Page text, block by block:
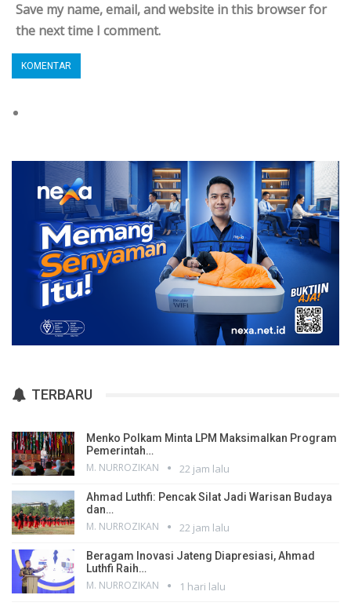
Save my name, email, and website in this browser for
the next time I comment.
TERBARU
Menko Polkam Minta LPM Maksimalkan Program
Pemerintah…
M. NURROZIKAN 22 jam lalu
Ahmad Luthfi: Pencak Silat Jadi Warisan Budaya
dan…
M. NURROZIKAN 22 jam lalu
Beragam Inovasi Jateng Diapresiasi, Ahmad
Luthfi Raih…
M. NURROZIKAN 1 hari lalu